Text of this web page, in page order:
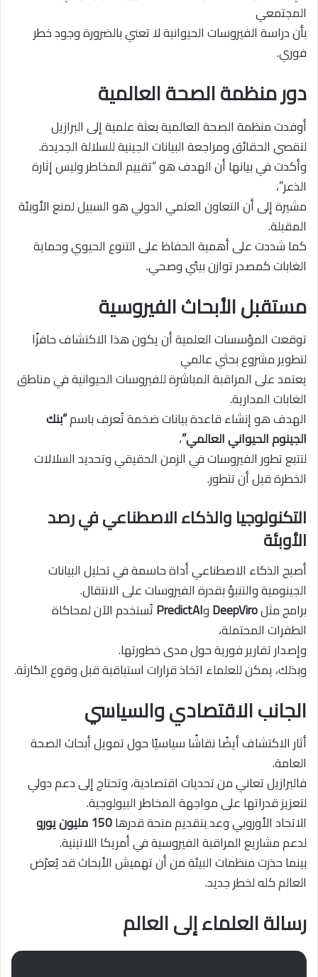
المجتمعي
بأن دراسة الفيروسات الحيوانية لا تعني بالضرورة وجود خطر
فوري.
دور منظمة الصحة العالمية
أوفدت منظمة الصحة العالمية بعثة علمية إلى البرازيل
لتقصي الحقائق ومراجعة البيانات الجينية للسلالة الجديدة.
وأكدت في بيانها أن الهدف هو “تقييم المخاطر وليس إثارة
الذعر”،
مشيرة إلى أن التعاون العلمي الدولي هو السبيل لمنع الأوبئة
المقبلة.
كما شددت على أهمية الحفاظ على التنوع الحيوي وحماية
الغابات كمصدر توازن بيئي وصحي.
مستقبل الأبحاث الفيروسية
توقعت المؤسسات العلمية أن يكون هذا الاكتشاف حافزًا
لتطوير مشروع بحثي عالمي
يعتمد على المراقبة المباشرة للفيروسات الحيوانية في مناطق
الغابات المدارية.
الهدف هو إنشاء قاعدة بيانات ضخمة تُعرف باسم“بنك
الجينوم الحيواني العالمي”،
لتتبع تطور الفيروسات في الزمن الحقيقي وتحديد السلالات
الخطرة قبل أن تتطور.
التكنولوجيا والذكاء الاصطناعي في رصد
الأوبئة
أصبح الذكاء الاصطناعي أداة حاسمة في تحليل البيانات
الجينومية والتنبؤ بقدرة الفيروسات على الانتقال.
برامج مثلDeepViroوPredictAIتُستخدم الآن لمحاكاة
الطفرات المحتملة،
وإصدار تقارير فورية حول مدى خطورتها.
وبذلك، يمكن للعلماء اتخاذ قرارات استباقية قبل وقوع الكارثة.
الجانب الاقتصادي والسياسي
أثار الاكتشاف أيضًا نقاشًا سياسيًا حول تمويل أبحاث الصحة
العامة.
فالبرازيل تعاني من تحديات اقتصادية، وتحتاج إلى دعم دولي
لتعزيز قدراتها على مواجهة المخاطر البيولوجية.
الاتحاد الأوروبي وعد بتقديم منحة قدرها150 مليون يورو
لدعم مشاريع المراقبة الفيروسية في أمريكا اللاتينية.
بينما حذرت منظمات البيئة من أن تهميش الأبحاث قد يُعرّض
العالم كله لخطر جديد.
رسالة العلماء إلى العالم